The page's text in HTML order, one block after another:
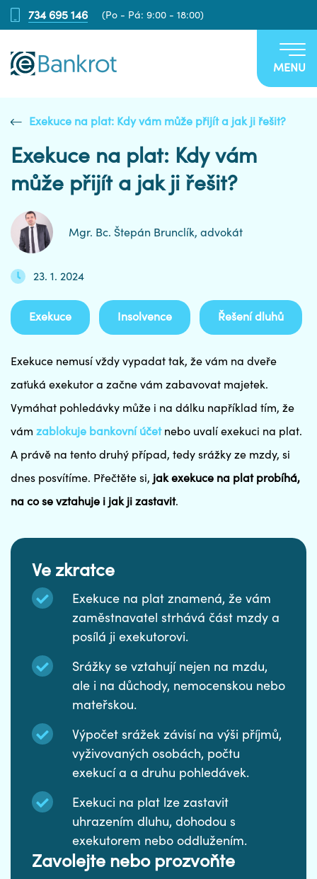
734 695 146 (Po - Pá: 9:00 - 18:00)
MENU
Exekuce na plat: Kdy vám může přijít a jak ji řešit?
Exekuce na plat: Kdy vám
může přijít a jak ji řešit?
Mgr. Bc. Štepán Brunclík, advokát
23. 1. 2024
Exekuce Insolvence Řešení dluhů
Exekuce nemusí vždy vypadat tak, že vám na dveře
zaťuká exekutor a začne vám zabavovat majetek.
Vymáhat pohledávky může i na dálku například tím, že
vám zablokuje bankovní účetnebo uvalí exekuci na plat.
A právě na tento druhý případ, tedy srážky ze mzdy, si
dnes posvítíme. Přečtěte si, jak exekuce na plat probíhá,
na co se vztahuje i jak ji zastavit.
Ve zkratce
Exekuce na plat znamená, že vám
zaměstnavatel strhává část mzdy a
posílá ji exekutorovi.
Srážky se vztahují nejen na mzdu,
ale i na důchody, nemocenskou nebo
mateřskou.
Výpočet srážek závisí na výši příjmů,
vyživovaných osobách, počtu
exekucí a a druhu pohledávek.
Exekuci na plat lze zastavit
uhrazením dluhu, dohodou s
exekutorem nebo oddlužením.
Zavolejte nebo prozvoňte